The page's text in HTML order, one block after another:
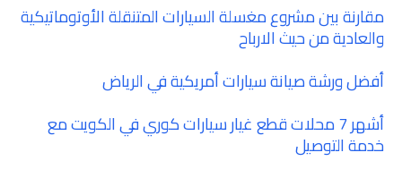
مقارنة بين مشروع مغسلة السيارات المتنقلة الأوتوماتيكية
والعادية من حيث الارباح
أفضل ورشة صيانة سيارات أمريكية في الرياض
أشهر 7 محلات قطع غيار سيارات كوري في الكويت مع
خدمة التوصيل